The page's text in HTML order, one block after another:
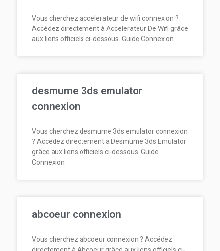
Vous cherchez accelerateur de wifi connexion ?
Accédez directement à Accelerateur De Wifi grâce
aux liens officiels ci-dessous. Guide Connexion
desmume 3ds emulator
connexion
Vous cherchez desmume 3ds emulator connexion
? Accédez directement à Desmume 3ds Emulator
grâce aux liens officiels ci-dessous. Guide
Connexion
abcoeur connexion
Vous cherchez abcoeur connexion ? Accédez
directement à Abcoeur grâce aux liens officiels ci-